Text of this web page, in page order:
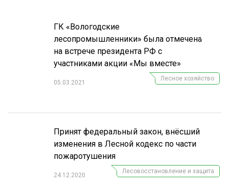
ГК «Вологодские
лесопромышленники» была отмечена
на встрече президента РФ с
участниками акции «Мы вместе»
05.03.2021
Лесное хозяйство
Принят федеральный закон, внёсший
изменения в Лесной кодекс по части
пожаротушения
24.12.2020
Лесовосстановление и защита
Подпишитесь